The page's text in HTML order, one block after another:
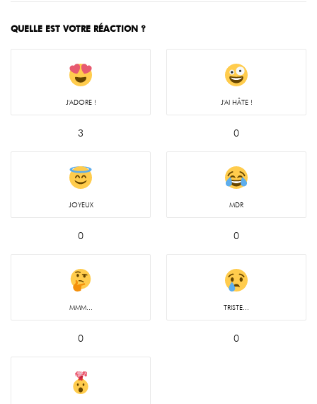
QUELLE EST VOTRE RÉACTION ?
J'ADORE !
3
J'AI HÂTE !
0
JOYEUX
0
MDR
0
MMM...
0
TRISTE...
0